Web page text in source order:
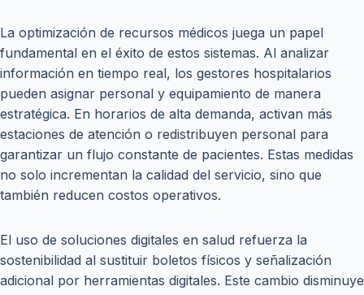
La optimización de recursos médicos juega un papel
fundamental en el éxito de estos sistemas. Al analizar
información en tiempo real, los gestores hospitalarios
pueden asignar personal y equipamiento de manera
estratégica. En horarios de alta demanda, activan más
estaciones de atención o redistribuyen personal para
garantizar un flujo constante de pacientes. Estas medidas
no solo incrementan la calidad del servicio, sino que
también reducen costos operativos.
El uso de soluciones digitales en salud refuerza la
sostenibilidad al sustituir boletos físicos y señalización
adicional por herramientas digitales. Este cambio disminuye